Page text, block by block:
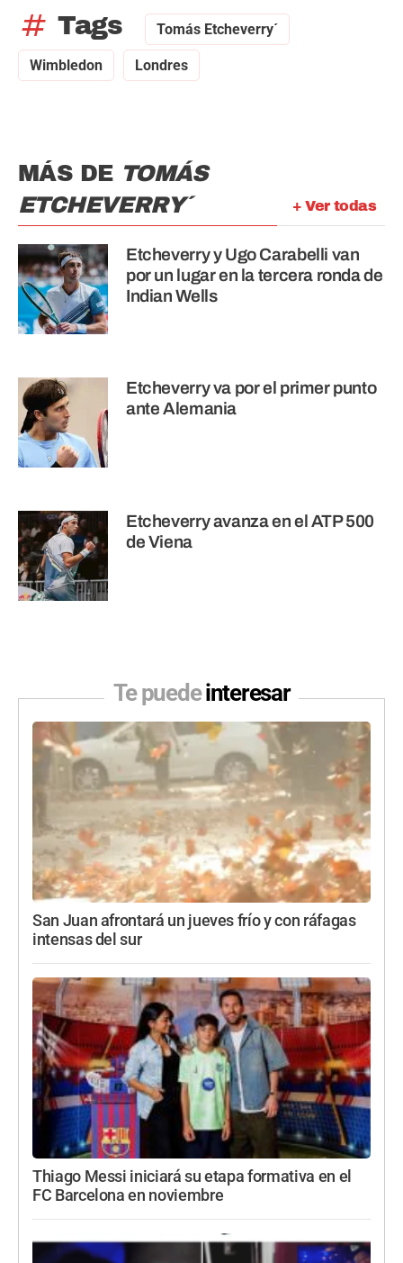
tag Tags Tomás Etcheverry´
Wimbledon Londres
+ Ver todas
MÁS DE TOMÁS
ETCHEVERRY´
Etcheverry y Ugo Carabelli van
por un lugar en la tercera ronda de
Indian Wells
Etcheverry va por el primer punto
ante Alemania
Etcheverry avanza en el ATP 500
de Viena
Te puedeinteresar
San Juan afrontará un jueves frío y con ráfagas
intensas del sur
Thiago Messi iniciará su etapa formativa en el
FC Barcelona en noviembre